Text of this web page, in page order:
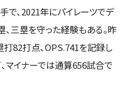
、2021年にパイレーツでデ
、三塁を守った経験もある。昨
82打点、OPS.741を記録し
マイナーでは通算656試合で